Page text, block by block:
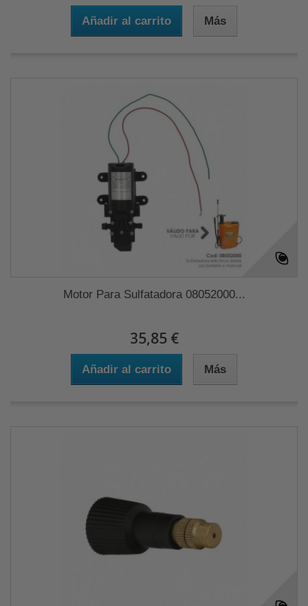
Añadir al carrito Más
Motor Para Sulfatadora 08052000...
35,85 €
Añadir al carrito Más